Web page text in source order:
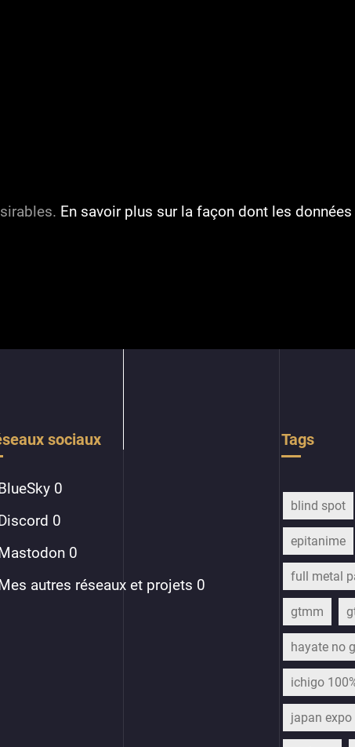
En savoir plus sur la façon dont les
sociaux
0
0
0
autres réseaux et projets 0
Tags
blind spot
epitanime
full metal
gtmm
hayate no
ichigo
japan expo